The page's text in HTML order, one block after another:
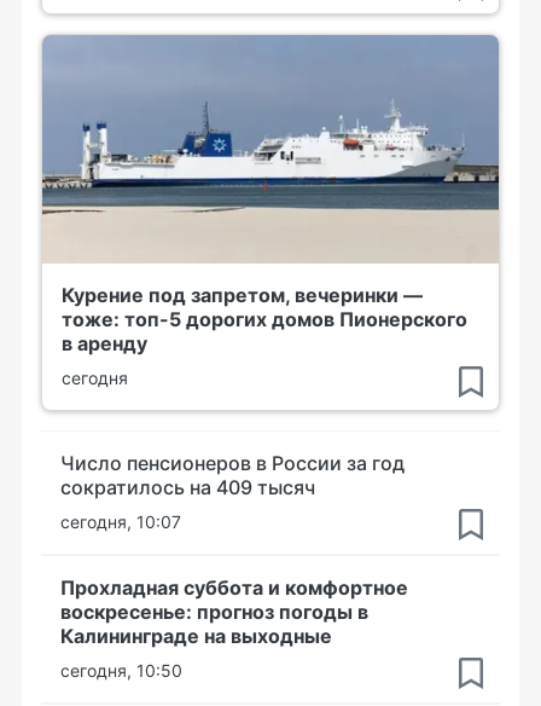
Курение под запретом, вечеринки —
тоже: топ-5 дорогих домов Пионерского
в аренду
сегодня
Число пенсионеров в России за год
сократилось на 409 тысяч
сегодня, 10:07
Прохладная суббота и комфортное
воскресенье: прогноз погоды в
Калининграде на выходные
сегодня, 10:50